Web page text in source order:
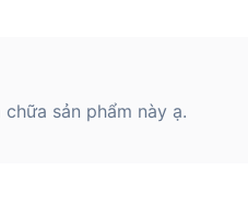
sản phẩm này ạ.